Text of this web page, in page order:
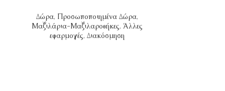
Δώρα, Προσωποποιημένα Δώρα,
Μαξιλάρια-Μαξιλαροθήκες, Άλλες
εφαρμογές, Διακόσμηση